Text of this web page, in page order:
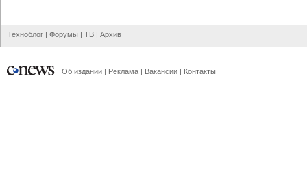
Техноблог | Форумы | ТВ | Архив
Об издании | Реклама | Вакансии | Контакты